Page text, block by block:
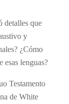
detalles que
y
¿Cómo
esas lenguas?
Testamento
de White